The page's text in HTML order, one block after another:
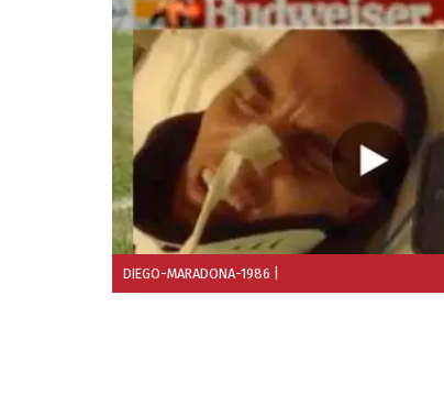
DIEGO-MARADONA-1986